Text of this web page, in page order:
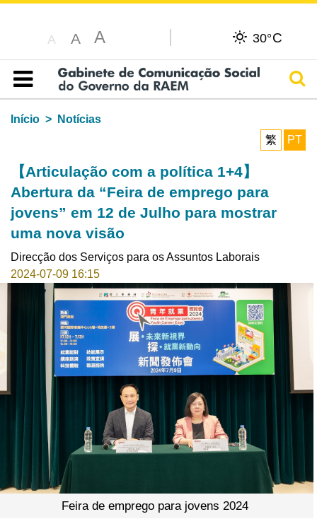
A A A 30°C
Índice
Início
Notícias
繁
PT
【Articulação com a política 1+4】
Abertura da “Feira de emprego para
jovens” em 12 de Julho para mostrar
uma nova visão
Direcção dos Serviços para os Assuntos Laborais
2024-07-09 16:15
Feira de emprego para jovens 2024